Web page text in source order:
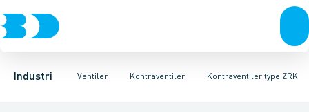
Industri Ventiler
VentilerRustfrit stål Sort stålGalvaniseret stålPlastIndustri
Kontraventiler
3-Delte kugleventiler 2-Delte kugleventiler3-Vejs
Kontraventiler type ZRK
Kontraventiler type 2023Kontraventiler type 2026